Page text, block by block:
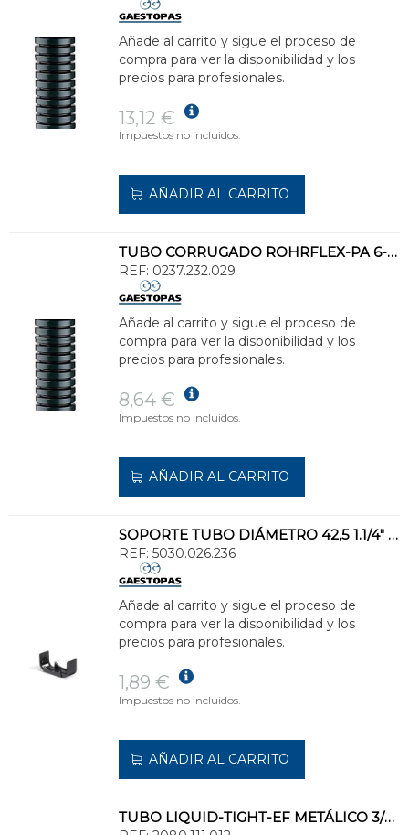
Añade al carrito y sigue el proceso de
compra para ver la disponibilidad y los
precios para profesionales.
13,12 €
Impuestos no incluidos.
AÑADIR AL CARRITO
TUBO CORRUGADO ROHRFLEX-PA 6-CSA 1" NEGRO
REF: 0237.232.029
Añade al carrito y sigue el proceso de
compra para ver la disponibilidad y los
precios para profesionales.
8,64 €
Impuestos no incluidos.
AÑADIR AL CARRITO
SOPORTE TUBO DIÁMETRO 42,5 1.1/4" NEGRO
REF: 5030.026.236
Añade al carrito y sigue el proceso de
compra para ver la disponibilidad y los
precios para profesionales.
1,89 €
Impuestos no incluidos.
AÑADIR AL CARRITO
TUBO LIQUID-TIGHT-EF METÁLICO 3/8" GALVANIZADO